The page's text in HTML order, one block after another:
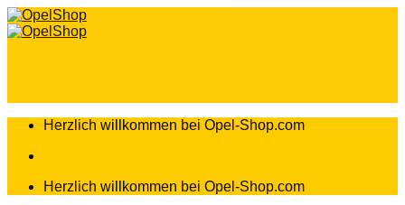
Zum
Inhalt
Herzlich willkommen bei Opel-Shop.com
Herzlich willkommen bei Opel-Shop.com